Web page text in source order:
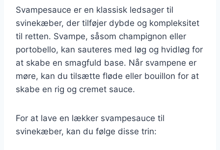
Svampesauce er en klassisk ledsager til
svinekæber, der tilføjer dybde og kompleksitet
til retten. Svampe, såsom champignon eller
portobello, kan sauteres med løg og hvidløg for
at skabe en smagfuld base. Når svampene er
møre, kan du tilsætte fløde eller bouillon for at
skabe en rig og cremet sauce.
For at lave en lækker svampesauce til
svinekæber, kan du følge disse trin: